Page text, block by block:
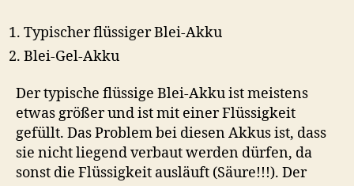
Typischer flüssiger Blei-Akku
Blei-Gel-Akku
Der typische flüssige Blei-Akku ist meistens
etwas größer und ist mit einer Flüssigkeit
gefüllt. Das Problem bei diesen Akkus ist, dass
sie nicht liegend verbaut werden dürfen, da
sonst die Flüssigkeit ausläuft (Säure!!!). Der